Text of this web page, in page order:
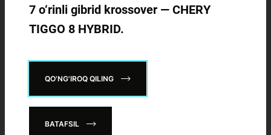
7 o‘rinli gibrid krossover — CHERY
TIGGO 8 HYBRID.
QO'NG'IROQ QILING
BATAFSIL